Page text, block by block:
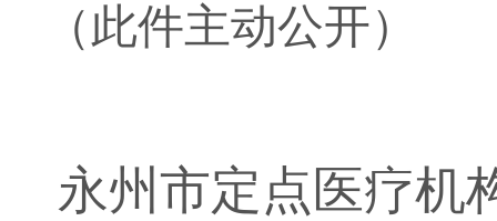
（此件主动公开）
永州市定点医疗机